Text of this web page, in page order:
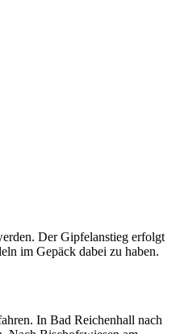
Der Gipfelanstieg erfolgt
im Gepäck dabei zu haben.
In Bad Reichenhall nach